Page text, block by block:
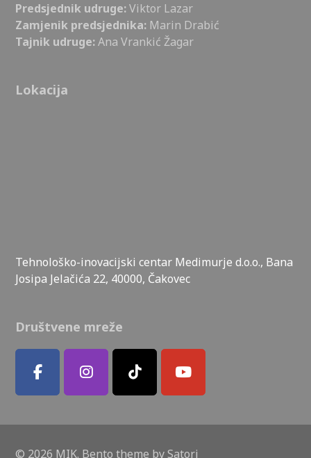
Predsjednik udruge:Viktor Lazar
Zamjenik predsjednika: Marin Drabić
Tajnik udruge:Ana Vrankić Žagar
Lokacija
Tehnološko-inovacijski centar Medimurje d.o.o., Bana
Josipa Jelačića 22, 40000, Čakovec
Društvene mreže
© 2026 MIK. Bento theme by Satori